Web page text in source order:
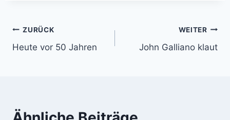
Beitragsnavigation
ZURÜCK
Heute vor 50 Jahren
WEITER
John Galliano klaut